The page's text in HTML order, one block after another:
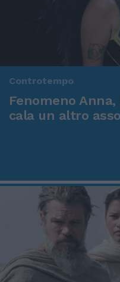
Controtempo
Fenomeno
cala un altro asso